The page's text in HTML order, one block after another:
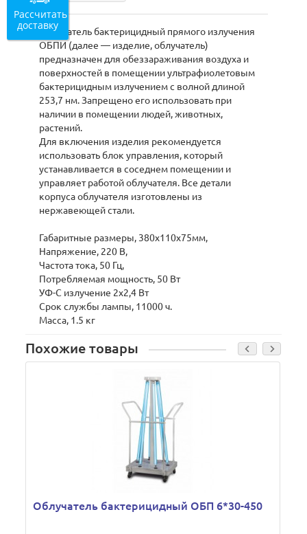
Облучатель бактерицидный прямого излучения
ОБПИ (далее — изделие, облучатель)
предназначен для обеззараживания воздуха и
поверхностей в помещении ультрафиолетовым
бактерицидным излучением с волной длиной
253,7 нм. Запрещено его использовать при
наличии в помещении людей, животных,
растений.
Для включения изделия рекомендуется
использовать блок управления, который
устанавливается в соседнем помещении и
управляет работой облучателя. Все детали
корпуса облучателя изготовлены из
нержавеющей стали.
Габаритные размеры, 380х110х75мм,
Напряжение, 220 В,
Частота тока, 50 Гц,
Потребляемая мощность, 50 Вт
УФ-С излучение 2х2,4 Вт
Срок службы лампы, 11000 ч.
Масса, 1.5 кг
Похожие товары
Облучатель бактерицидный ОБП 6*30-450
Рассчитать
доставку